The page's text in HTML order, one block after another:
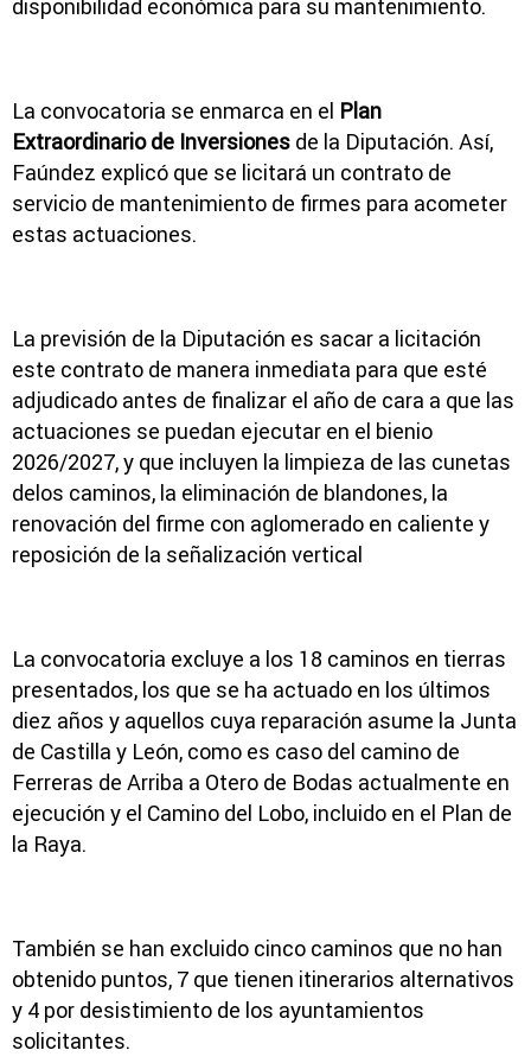
disponibilidad económica para su mantenimiento.
La convocatoria se enmarca en el Plan
Extraordinario de Inversiones de la Diputación. Así,
Faúndez explicó que se licitará un contrato de
servicio de mantenimiento de firmes para acometer
estas actuaciones.
La previsión de la Diputación es sacar a licitación
este contrato de manera inmediata para que esté
adjudicado antes de finalizar el año de cara a que las
actuaciones se puedan ejecutar en el bienio
2026/2027, y que incluyen la limpieza de las cunetas
delos caminos, la eliminación de blandones, la
renovación del firme con aglomerado en caliente y
reposición de la señalización vertical
La convocatoria excluye a los 18 caminos en tierras
presentados, los que se ha actuado en los últimos
diez años y aquellos cuya reparación asume la Junta
de Castilla y León, como es caso del camino de
Ferreras de Arriba a Otero de Bodas actualmente en
ejecución y el Camino del Lobo, incluido en el Plan de
la Raya.
También se han excluido cinco caminos que no han
obtenido puntos, 7 que tienen itinerarios alternativos
y 4 por desistimiento de los ayuntamientos
solicitantes.